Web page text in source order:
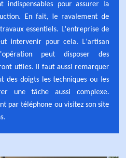
indispensables pour assurer la
En fait, le ravalement de
essentiels. L'entreprise de
intervenir pour cela. L'artisan
peut disposer des
utiles. Il faut aussi remarquer
des doigts les techniques ou les
une tâche aussi complexe.
par téléphone ou visitez son site